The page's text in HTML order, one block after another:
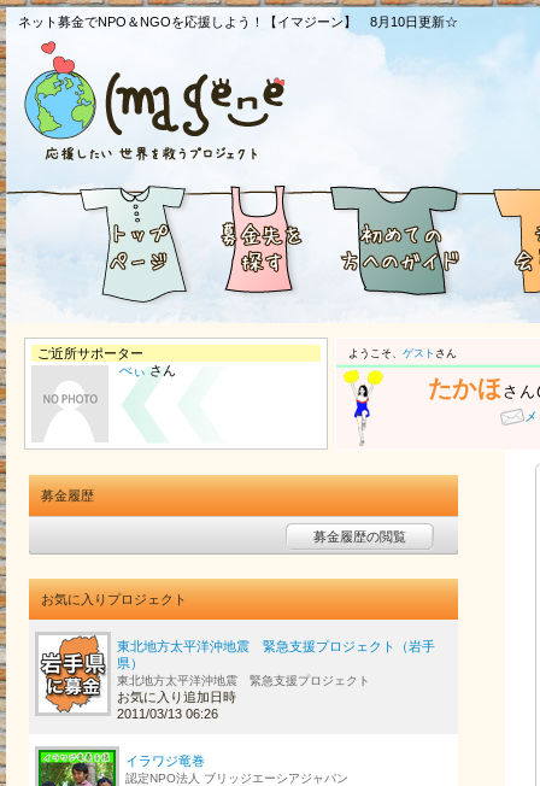
ネット募金でNPO＆NGOを応援しよう！【イマジーン】 8月10日更新☆
ご近所サポーター
べぃさん
ようこそ、 ゲスト さん
たかほ さん
募金履歴
募金履歴の閲覧
お気に入りプロジェクト
東北地方太平洋沖地震 緊急支援プロジェクト（岩手
県）
東北地方太平洋沖地震 緊急支援プロジェクト
お気に入り追加日時
2011/03/13 06:26
イラワジ竜巻
認定NPO法人 ブリッジエーシアジャパン